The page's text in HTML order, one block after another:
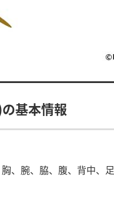
基本情報
、腕、脇、腹、背中、足